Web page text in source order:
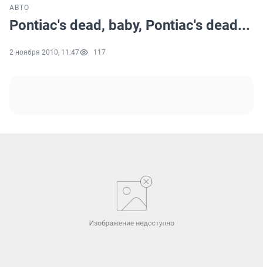
АВТО
Pontiac's dead, baby, Pontiac's dead...
2 ноября 2010, 11:47 117